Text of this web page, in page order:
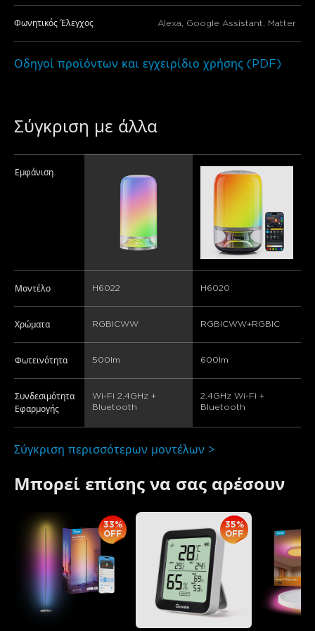
Φωνητικός Έλεγχος Alexa, Google Assistant, Matter
Οδηγοί προϊόντων και εγχειρίδιο χρήσης (PDF)
Σύγκριση με άλλα
Εμφάνιση
Μοντέλο H6022 H6020
Χρώματα RGBICWW RGBICWW+RGBIC
Φωτεινότητα 500lm 600lm
Συνδεσιμότητα
Εφαρμογής
Wi-Fi 2.4GHz +
Bluetooth
2.4GHz Wi-Fi +
Bluetooth
Σύγκριση περισσότερων μοντέλων >
Μπορεί επίσης να σας αρέσουν
33%
OFF
35%
OFF
close